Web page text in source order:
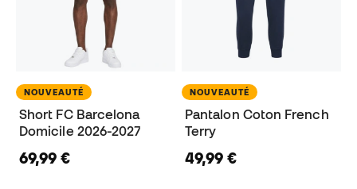
NOUVEAUTÉ
Short FC Barcelona
Domicile 2026-2027
69,99 €
NOUVEAUTÉ
Pantalon Coton French
Terry
49,99 €